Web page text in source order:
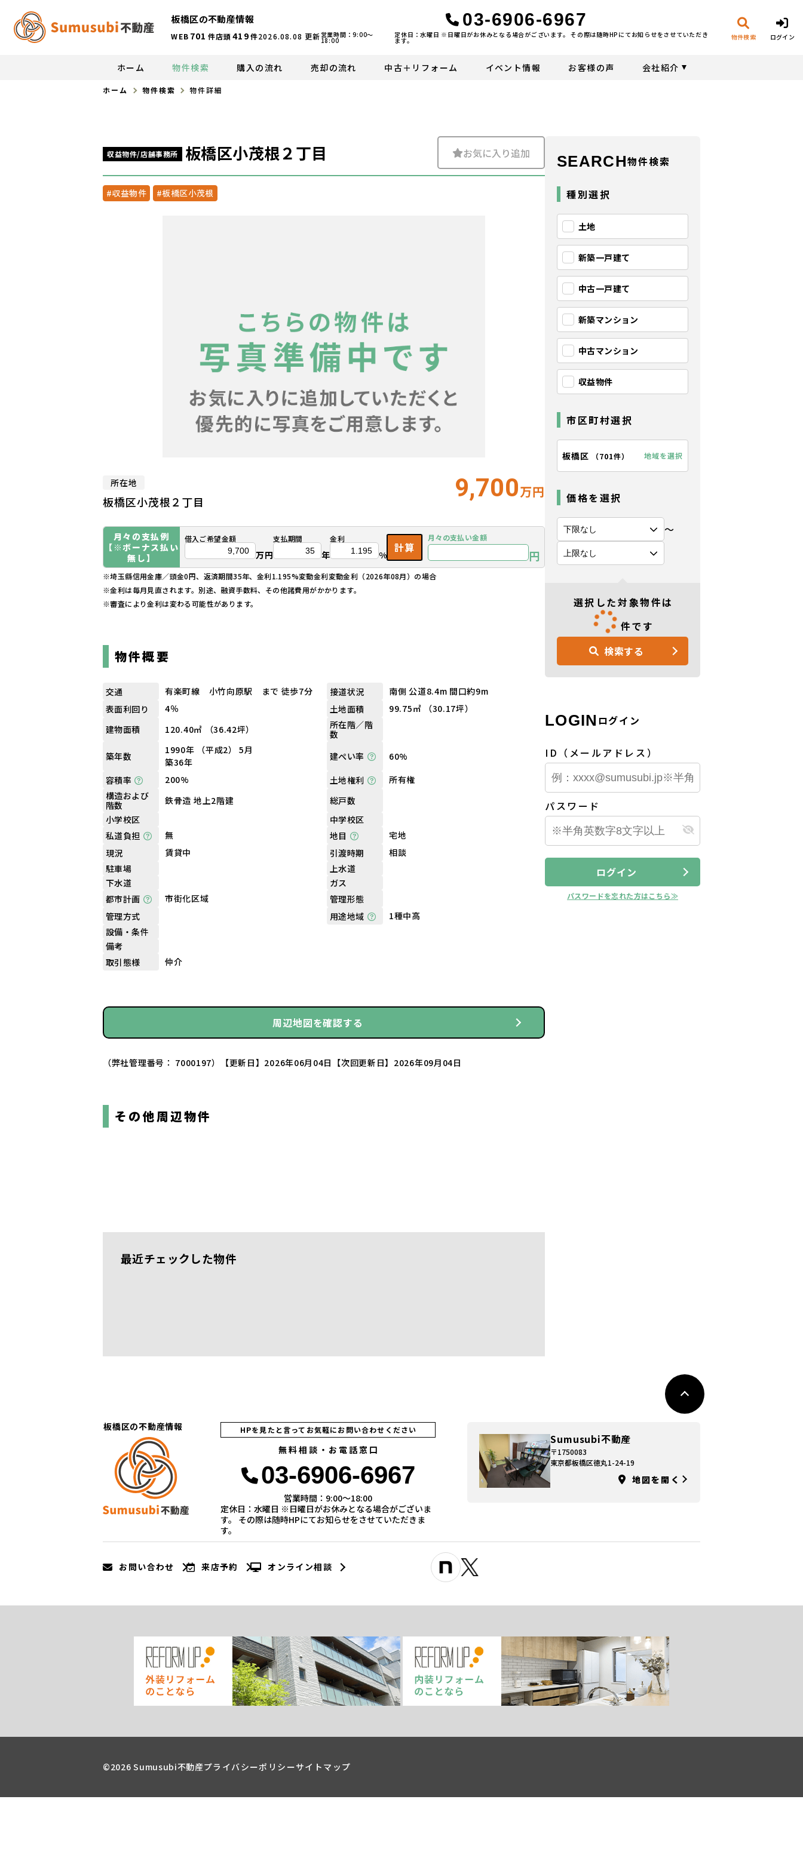
板橋区の不動産情報
WEB 701 件店頭419件2026.08.08 更新
03-6906-6967
営業時間：9:00〜
18:00
定休日：水曜日 ※日曜日がお休みとなる場合がございます。 その際は随時HPにてお知らせをさせていただき
ます。 物件検索 ログイン
ホーム 物件検索 購入の流れ 売却の流れ 中古＋リフォーム イベント情報 お客様の声 会社紹介
ホーム 物件検索 物件詳細
収益物件/店舗事務所 板橋区小茂根２丁目 お気に入り追加
#収益物件 #板橋区小茂根
所在地
板橋区小茂根２丁目 9,700万円
月々の支払例
【※ボーナス払い
無し】
借入ご希望金額
万円
支払期間
年
金利
%
計算
月々の支払い金額
円
※埼玉縣信用金庫／頭金0円、返済期間35年、金利1.195%変動金利変動金利（2026年08月）の場合
※金利は毎月見直されます。別途、融資手数料、その他諸費用がかかります。
※審査により金利は変わる可能性があります。
物件概要
交通 有楽町線 小竹向原駅 まで 徒歩7分 接道状況
南側 公道8.4m 間口約9m
表面利回り
4％ 土地面積
99.75㎡ （30.17坪）
建物面積
120.40㎡ （36.42坪）
所在階／階
数
築年数
1990年 （平成2） 5月
築36年
建ぺい率
60%
容積率
200% 土地権利
所有権
構造および
階数
鉄骨造 地上2階建
総戸数
小学校区
中学校区
私道負担
無 地目
宅地
現況
賃貸中 引渡時期
相談
駐車場
上水道
下水道
ガス
都市計画
市街化区域
管理形態
管理方式
用途地域
1種中高
設備・条件
備考
取引態様
仲介
周辺地図を確認する
（弊社管理番号： 7000197） 【更新日】2026年06月04日 【次回更新日】2026年09月04日
その他周辺物件
最近チェックした物件
SEARCH物件検索
種別選択
土地
新築一戸建て
中古一戸建て
新築マンション
中古マンション
収益物件
市区町村選択
板橋区 （701件） 地域を選択
価格を選択
〜
選択した対象物件は
件です
検索する
LOGIN ログイン
ID（メールアドレス）
パスワード
ログイン
パスワードを忘れた方はこちら≫
板橋区の不動産情報 HPを見たと言ってお気軽にお問い合わせください
無料相談・お電話窓口
03-6906-6967
営業時間：9:00〜18:00
定休日：水曜日 ※日曜日がお休みとなる場合がございま
す。 その際は随時HPにてお知らせをさせていただきま
す。
Sumusubi不動産
〒1750083
東京都板橋区徳丸1-24-19
地図を開く
お問い合わせ 来店予約 オンライン相談
プライバシーポリシーサイトマップ
©2026 Sumusubi不動産